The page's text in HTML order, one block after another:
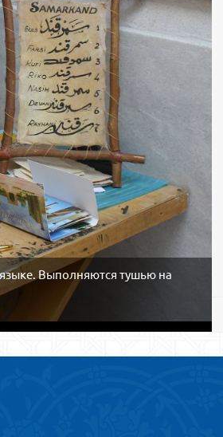
Выполняются тушью на